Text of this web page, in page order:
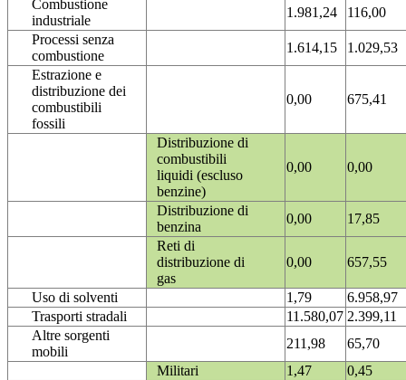
Combustione
industriale
1.981,24
116,00
Processi senza
combustione
1.614,15
1.029,53
Estrazione e
distribuzione dei
combustibili
fossili
0,00 675,41
Distribuzione di
combustibili
liquidi (escluso
benzine)
0,00 0,00
Distribuzione di
benzina
0,00
17,85
Reti di
distribuzione di
gas
0,00 657,55
Uso di solventi 1,79
6.958,97
Trasporti stradali
11.580,07 2.399,11
Altre sorgenti
mobili
211,98
65,70
Militari
1,47
0,45